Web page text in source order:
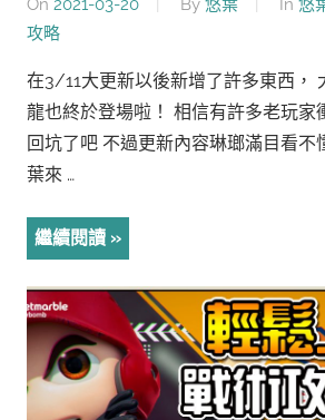
On 2021-03-20 By 悠葉 In 悠
攻略
在3/11大更新以後新增了許多東西，
龍也終於登場啦！ 相信有許多老玩家
回坑了吧 不過更新內容琳瑯滿目看不
葉來 …
繼續閱讀